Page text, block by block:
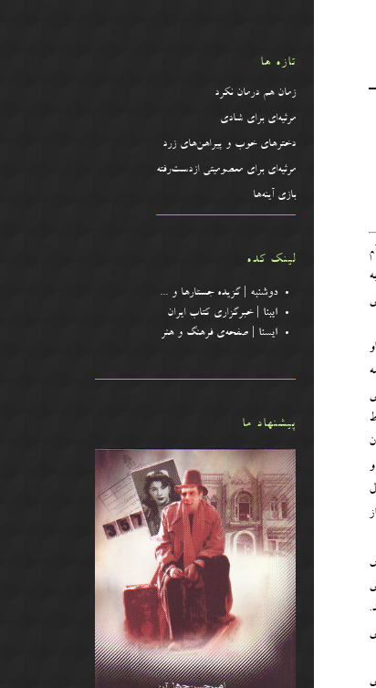
تازه ها
زمان هم درمان نکرد
مرثیه‌ای برای شادی
دخترهای خوب و پیراهن‌‌های زرد
مرثیه‌ای برای معصومیتی ازدست‌رفته
بازی آینه‌ها
لینک کده
دوشنبه | گزیده جستارها و ...
ایبنا | خبرگزاری کتاب ایران
ایسنا | صفحه‌ی فرهنگ و هنر
پیشنهاد ما